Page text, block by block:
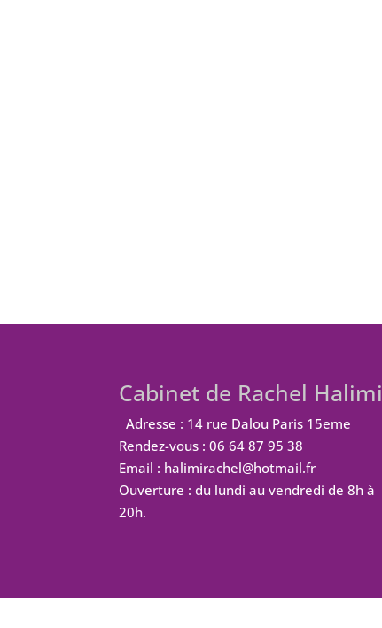
Cabinet de Rachel Halimi
Adresse : 14 rue Dalou Paris 15eme
Rendez-vous : 06 64 87 95 38
Email : halimirachel@hotmail.fr
Ouverture : du lundi au vendredi de 8h à
20h.